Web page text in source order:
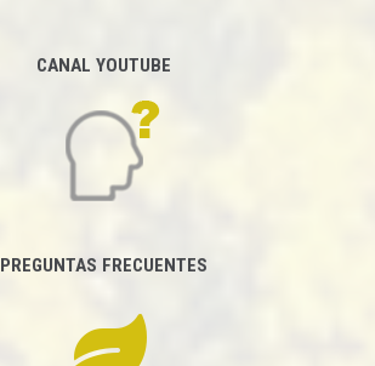
CANAL YOUTUBE
PREGUNTAS FRECUENTES